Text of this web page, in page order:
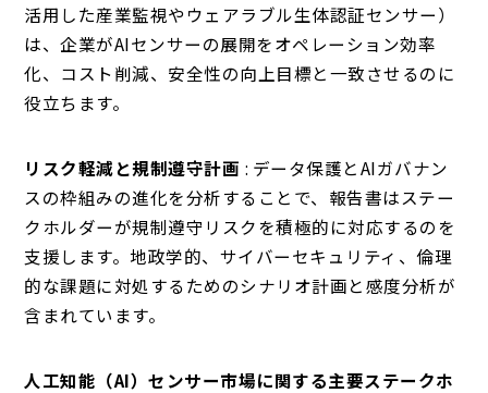
活用した産業監視やウェアラブル生体認証センサー）
は、企業がAIセンサーの展開をオペレーション効率
化、コスト削減、安全性の向上目標と一致させるのに
役立ちます。
リスク軽減と規制遵守計画 : データ保護とAIガバナン
スの枠組みの進化を分析することで、報告書はステー
クホルダーが規制遵守リスクを積極的に対応するのを
支援します。地政学的、サイバーセキュリティ、倫理
的な課題に対処するためのシナリオ計画と感度分析が
含まれています。
人工知能（AI）センサー市場に関する主要ステークホ